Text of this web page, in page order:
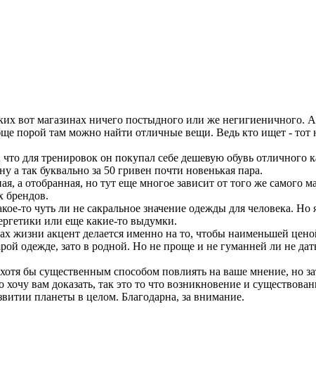
вот магазинах ничего постыдного или же негигиеничного.
порой там можно найти отличные вещи. Ведь кто ищет - тот
для тренировок он покупал себе дешевую обувь отличного
так буквально за 50 гривен почти новенькая пара.
а отобранная, но тут еще многое зависит от того же самого
брендов.
то чуть ли не сакральное значение одежды для человека.
или еще какие-то выдумки.
жизни акцент делается именно на то, чтобы наименьшей
одежде, зато в родной. Но не проще и не гуманней ли не
бы существенным способом повлиять на ваше мнение, но
вам доказать, так это то что возникновение и
планеты в целом. Благодарна, за внимание.